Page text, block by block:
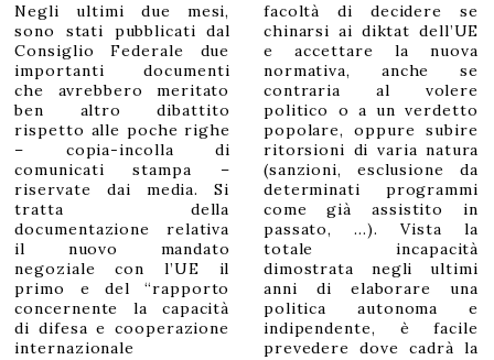
Negli ultimi due mesi,
sono stati pubblicati dal
Consiglio Federale due
importanti documenti
che avrebbero meritato
ben altro dibattito
rispetto alle poche righe
– copia-incolla di
comunicati stampa –
riservate dai media. Si
tratta della
documentazione relativa
il nuovo mandato
negoziale con l’UE il
primo e del “rapporto
concernente la capacità
di difesa e cooperazione
internazionale
facoltà di decidere se
chinarsi ai diktat dell’UE
e accettare la nuova
normativa, anche se
contraria al volere
politico o a un verdetto
popolare, oppure subire
ritorsioni di varia natura
(sanzioni, esclusione da
determinati programmi
come già assistito in
passato, …). Vista la
totale incapacità
dimostrata negli ultimi
anni di elaborare una
politica autonoma e
indipendente, è facile
prevedere dove cadrà la